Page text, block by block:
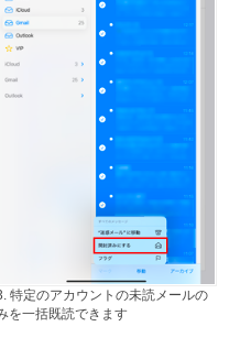
特定のアカウントの未読メールの
を一括既読できます